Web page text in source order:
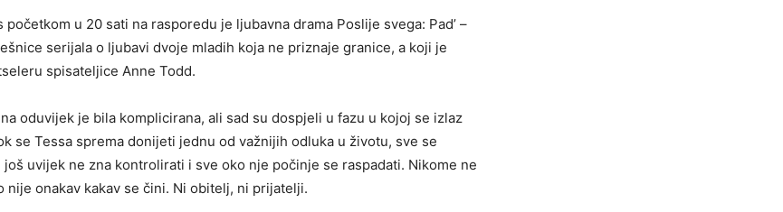
početkom u 20 sati na rasporedu je ljubavna drama Poslije svega: Pad’ –
serijala o ljubavi dvoje mladih koja ne priznaje granice, a koji je
spisateljice Anne Todd.
oduvijek je bila komplicirana, ali sad su dospjeli u fazu u kojoj se izlaz
se Tessa sprema donijeti jednu od važnijih odluka u životu, sve se
uvijek ne zna kontrolirati i sve oko nje počinje se raspadati. Nikome ne
nije onakav kakav se čini. Ni obitelj, ni prijatelji.